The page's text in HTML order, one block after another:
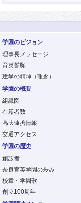
学園のビジョン
理事長メッセージ
育英誓願
建学の精神（理念）
学園の概要
組織図
在籍者数
高大連携情報
交通アクセス
学園の歴史
創設者
奈良育英学園の歩み
校章・学園歌
創立100周年